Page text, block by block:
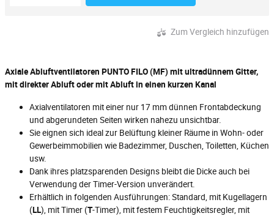
Zum Vergleich hinzufügen
Axiale Abluftventilatoren PUNTO FILO (MF) mit ultradünnem Gitter,
mit direkter Abluft oder mit Abluft in einen kurzen Kanal
Axialventilatoren mit einer nur 17 mm dünnen Frontabdeckung
und abgerundeten Seiten wirken nahezu unsichtbar.
Sie eignen sich ideal zur Belüftung kleiner Räume in Wohn- oder
Gewerbeimmobilien wie Badezimmer, Duschen, Toiletten, Küchen
usw.
Dank ihres platzsparenden Designs bleibt die Dicke auch bei
Verwendung der Timer-Version unverändert.
Erhältlich in folgenden Ausführungen: Standard, mit Kugellagern
(LL), mit Timer (T-Timer), mit festem Feuchtigkeitsregler, mit